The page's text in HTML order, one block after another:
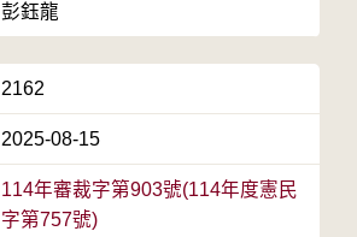
彭鈺龍
2162
2025-08-15
114年審裁字第903號(114年度憲民
字第757號)